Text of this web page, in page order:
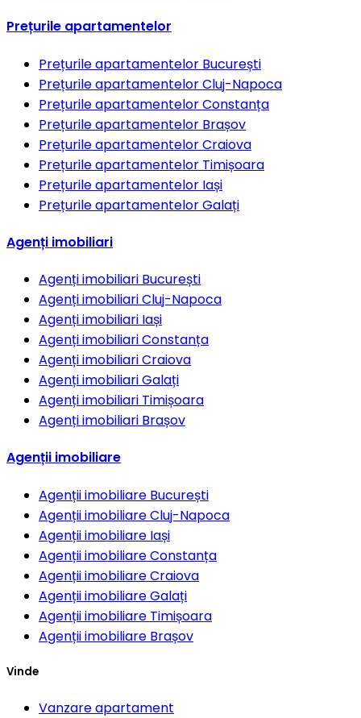
Prețurile apartamentelor
Prețurile apartamentelor București
Prețurile apartamentelorCluj-Napoca
Prețurile apartamentelorConstanța
Prețurile apartamentelor Brașov
Prețurile apartamentelorCraiova
Prețurile apartamentelor Timișoara
Prețurile apartamentelor Iași
Prețurile apartamentelorGalați
Agenți imobiliari
Agenți imobiliari București
Agenți imobiliariCluj-Napoca
Agenți imobiliari Iași
Agenți imobiliariConstanța
Agenți imobiliariCraiova
Agenți imobiliariGalați
Agenți imobiliari Timișoara
Agenți imobiliari Brașov
Agenții imobiliare
Agenții imobiliare București
Agenții imobiliareCluj-Napoca
Agenții imobiliare Iași
Agenții imobiliareConstanța
Agenții imobiliareCraiova
Agenții imobiliareGalați
Agenții imobiliare Timișoara
Agenții imobiliare Brașov
Vinde
Vanzare apartament